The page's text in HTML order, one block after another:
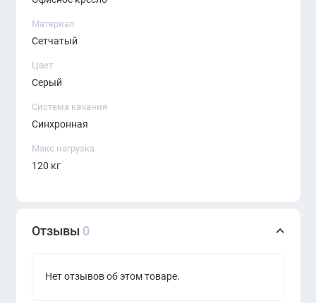
Материал
Сетчатый
Цвет
Серый
Система качания
Синхронная
Макс нагрузка
120 кг
Отзывы 0
Нет отзывов об этом товаре.